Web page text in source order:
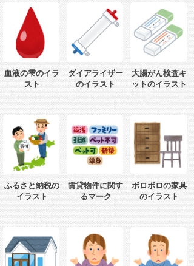
血液の雫のイラ
スト
ダイアライザー
のイラスト
大腸がん検査キ
ットのイラスト
ふるさと納税の
イラスト
賃貸物件に関す
るマーク
ボロボロの家具
のイラスト